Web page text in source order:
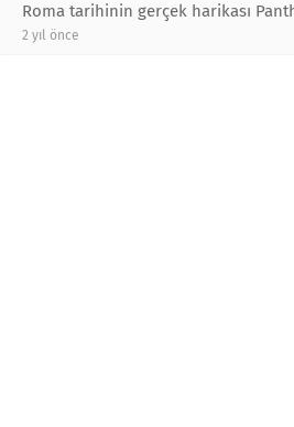
Roma tarihinin gerçek harikası
2 yıl önce